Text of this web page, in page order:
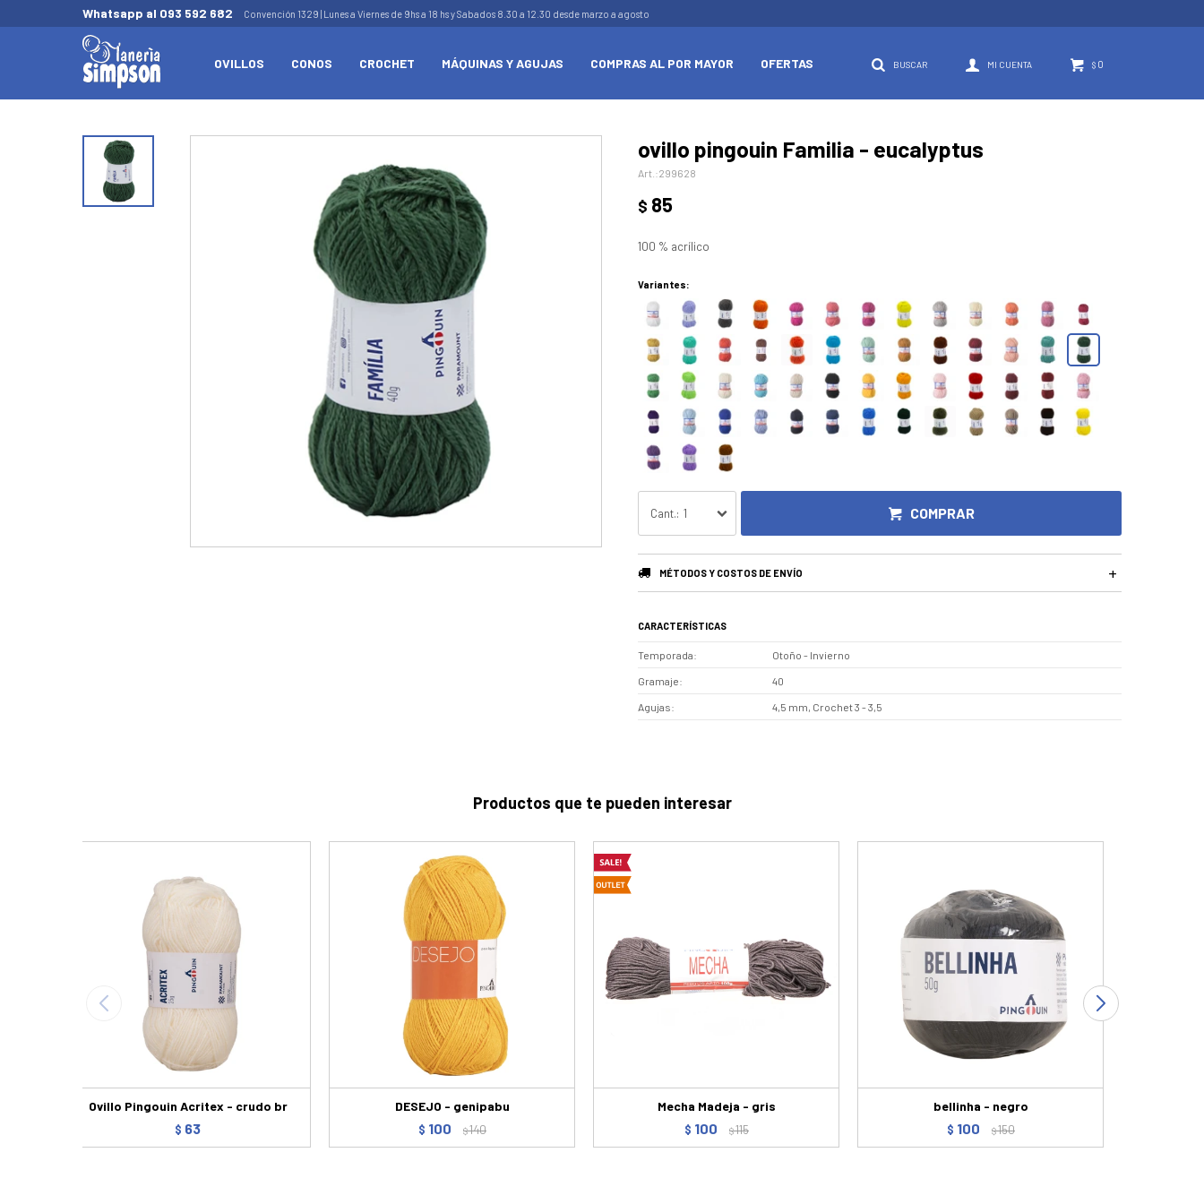
OVILLOS CONOS CROCHET MÁQUINAS Y AGUJAS COMPRAS AL POR MAYOR OFERTAS $ 0
Whatsapp al 093 592 682 Convención 1329 | Lunes a Viernes de 9hs a 18 hs y Sabados 8.30 a 12.30 desde marzo a agosto
ovillo pingouin Familia - eucalyptus
299628
$ 85
100 % acrílico
Variantes:
1 COMPRAR
MÉTODOS Y COSTOS DE ENVÍO
CARACTERÍSTICAS
Temporada Otoño - Invierno
Gramaje 40
Agujas 4,5 mm, Crochet 3 - 3,5
Productos que te pueden interesar
Ovillo Pingouin Acritex - crudo br
$ 63
DESEJO - genipabu
$ 100 $140
Mecha Madeja - gris
$ 100 $115
bellinha - negro
$ 100 $150